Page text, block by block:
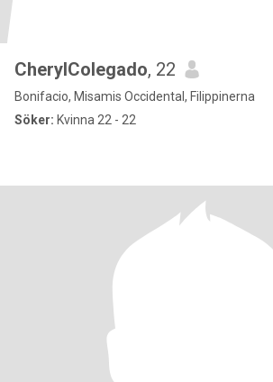
CherylColegado, 22
Bonifacio, Misamis Occidental, Filippinerna
Söker: Kvinna 22 - 22